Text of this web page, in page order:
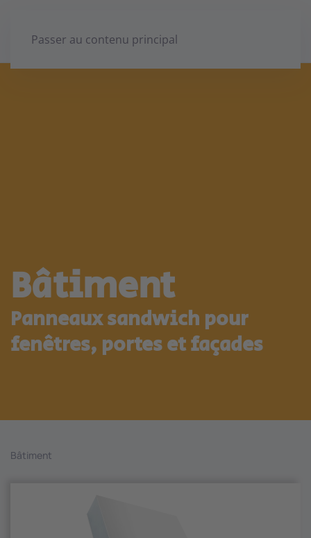
Passer au contenu principal
Bâtiment
Panneaux sandwich pour
fenêtres, portes et façades
Bâtiment